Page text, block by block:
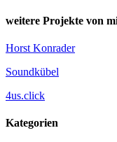
weitere Projekte von
Horst Konrader
Soundkübel
4us.click
Kategorien